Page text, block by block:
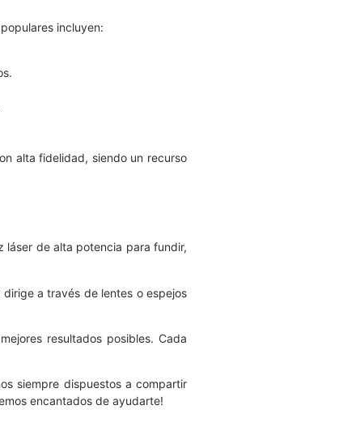
incluyen:
alta fidelidad, siendo un recurso
láser de alta potencia para fundir,
a través de lentes o espejos
resultados posibles. Cada
siempre dispuestos a compartir
encantados de ayudarte!